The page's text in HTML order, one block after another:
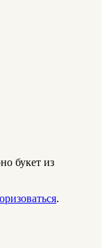
букет из
.